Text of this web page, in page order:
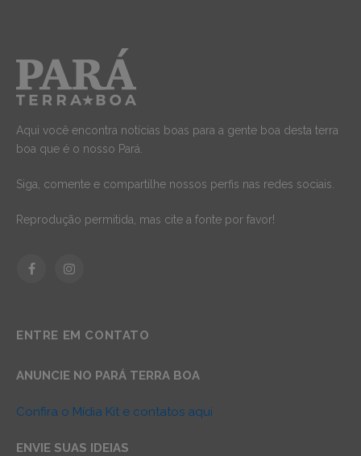
Aqui você encontra notícias boas para a gente boa desta terra
boa que é o nosso Pará.
Siga, comente e compartilhe nossos perfis nas redes sociais.
Reprodução permitida, mas cite a fonte por favor!
FacebookInstagram
ENTRE EM CONTATO
ANUNCIE NO PARÁ TERRA BOA
Confira o Mídia Kit e contatos aqui
ENVIE SUAS IDEIAS